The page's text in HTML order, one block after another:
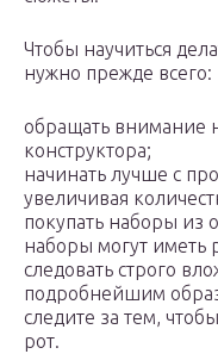
Чтобы научиться
нужно прежде всего:
обращать внимание
конструктора;
начинать лучше с
увеличивая
покупать наборы из
наборы могут иметь
следовать строго
подробнейшим
следите за тем,
рот.